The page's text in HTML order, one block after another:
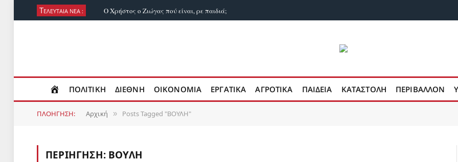
ΤΕΛΕΥΤΑΙΑ ΝΕΑ : Ο Χρήστος ο Ζιώγας πού είναι, ρε παιδιά;
ΠΟΛΙΤΙΚΗ ΔΙΕΘΝΗ ΟΙΚΟΝΟΜΙΑ ΕΡΓΑΤΙΚΑ ΑΓΡΟΤΙΚΑ ΠΑΙΔΕΙΑ ΚΑΤΑΣΤΟΛΗ ΠΕΡΙΒΑΛΛΟΝ
ΠΛΟΗΓΗΣΗ: Αρχική » Posts Tagged "ΒΟΥΛΗ"
ΠΕΡΙΗΓΗΣΗ: ΒΟΥΛΗ